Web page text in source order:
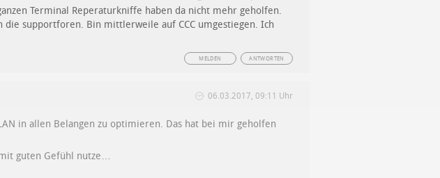
Terminal Reperaturkniffe haben da nicht mehr geholfen.
supportforen. Bin mittlerweile auf CCC umgestiegen. Ich
ANTWORTEN
MELDEN
06.03.2017, 09:11 Uhr
in allen Belangen zu optimieren. Das hat bei mir geholfen
guten Gefühl nutze…